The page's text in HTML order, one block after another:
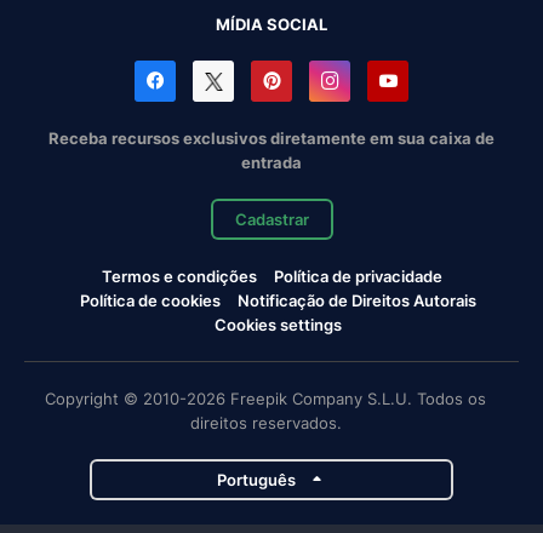
MÍDIA SOCIAL
Receba recursos exclusivos diretamente em sua caixa de
entrada
Cadastrar
Termos e condições
Política de privacidade
Política de cookies
Notificação de Direitos Autorais
Cookies settings
Copyright © 2010-2026 Freepik Company S.L.U. Todos os
direitos reservados.
Português